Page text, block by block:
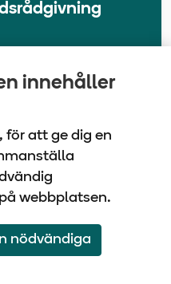
innehåller
för att ge dig en
webbplatsen.
nödvändiga
905 | 761 29 Norrtälje
10 100
Webbkarta